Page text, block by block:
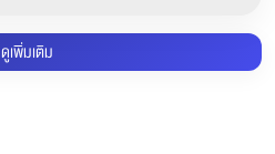
ดูเพิ่มเติม